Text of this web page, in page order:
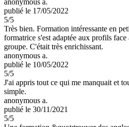
publié le 17/05/2022
5/5
Très bien. Formation intéressante en
formatrice s'est adaptée aux profils
groupe. C'était très enrichissant.
anonymous a.
publié le 10/05/2022
5/5
J'ai appris tout ce qui me manquait et
simple.
anonymous a.
publié le 30/11/2021
5/5